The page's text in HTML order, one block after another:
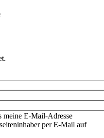
meine E-Mail-Adresse
per E-Mail auf